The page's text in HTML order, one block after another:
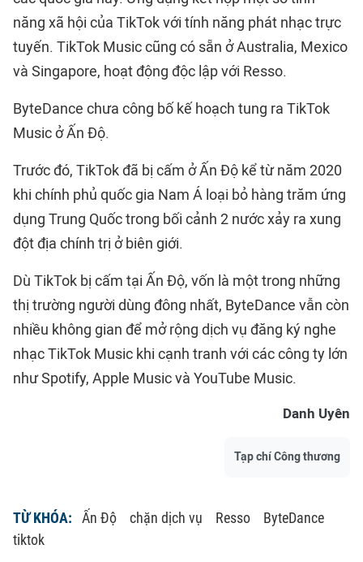
năng xã hội của TikTok với tính năng phát nhạc trực
tuyến. TikTok Music cũng có sẵn ở Australia, Mexico
và Singapore, hoạt động độc lập với Resso.
ByteDance chưa công bố kế hoạch tung ra TikTok
Music ở Ấn Độ.
Trước đó, TikTok đã bị cấm ở Ấn Độ kể từ năm 2020
khi chính phủ quốc gia Nam Á loại bỏ hàng trăm ứng
dụng Trung Quốc trong bối cảnh 2 nước xảy ra xung
đột địa chính trị ở biên giới.
Dù TikTok bị cấm tại Ấn Độ, vốn là một trong những
thị trường người dùng đông nhất, ByteDance vẫn còn
nhiều không gian để mở rộng dịch vụ đăng ký nghe
nhạc TikTok Music khi cạnh tranh với các công ty lớn
như Spotify, Apple Music và YouTube Music.
Danh Uyên
Tạp chí Công thương
TỪ KHÓA: Ấn Độ chặn dịch vụ Resso
ByteDance
tiktok